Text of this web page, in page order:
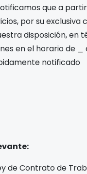
que a
por su exclusiva
disposición, en
en el horario de _
notificado
de Contrato de